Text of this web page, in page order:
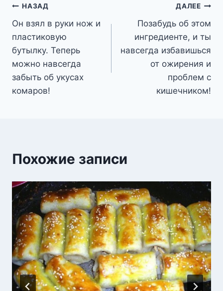
Навигация
по
записям
НАЗАД
Он взял в руки нож и
пластиковую
бутылку. Теперь
можно навсегда
забыть об укусах
комаров!
ДАЛЕЕ
Позабудь об этом
ингредиенте, и ты
навсегда избавишься
от ожирения и
проблем с
кишечником!
Похожие записи